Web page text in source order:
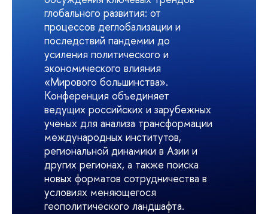
глобального развития: от
процессов деглобализации и
последствий пандемии до
усиления политического и
экономического влияния
«Мирового большинства».
Конференция объединяет
ведущих российских и зарубежных
ученых для анализа трансформации
международных институтов,
региональной динамики в Азии и
других регионах, а также поиска
новых форматов сотрудничества в
условиях меняющегося
геополитического ландшафта.